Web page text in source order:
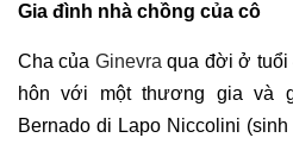
Gia đình nhà chồng của cô
Cha của Ginevra qua đời ở tuổi
hôn với một thương gia và
Bernado di Lapo Niccolini